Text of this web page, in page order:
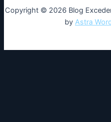
Copyright © 2026 Blog
by Astra